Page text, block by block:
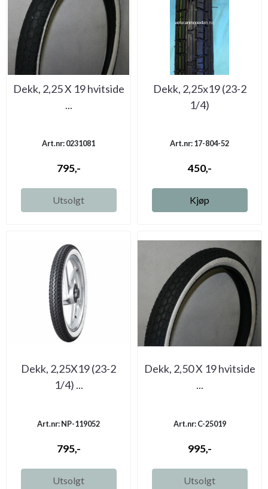
Dekk, 2,25 X 19 hvitside
...
Art.nr: 0231081
795,-
Utsolgt
Dekk, 2,25x19 (23-2
1/4)
Art.nr: 17-804-52
450,-
Kjøp
Dekk, 2,25X19 (23-2
1/4) ...
Art.nr: NP-119052
795,-
Utsolgt
Dekk, 2,50 X 19 hvitside
...
Art.nr: C-25019
995,-
Utsolgt